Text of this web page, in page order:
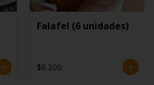
Falafel (6 unidades)
$6.200